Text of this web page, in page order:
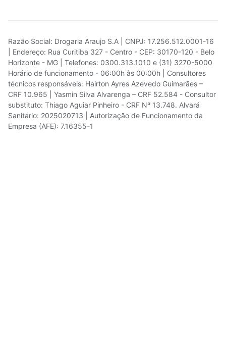
Razão Social: Drogaria Araujo S.A | CNPJ: 17.256.512.0001-16
| Endereço: Rua Curitiba 327 - Centro - CEP: 30170-120 - Belo
Horizonte - MG | Telefones: 0300.313.1010 e (31) 3270-5000
Horário de funcionamento - 06:00h às 00:00h | Consultores
técnicos responsáveis: Hairton Ayres Azevedo Guimarães –
CRF 10.965 | Yasmin Silva Alvarenga – CRF 52.584 - Consultor
substituto: Thiago Aguiar Pinheiro - CRF Nº 13.748. Alvará
Sanitário: 2025020713 | Autorização de Funcionamento da
Empresa (AFE): 7.16355-1